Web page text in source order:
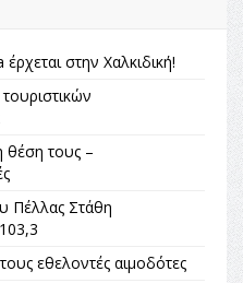
στην Χαλκιδική!
θέση τους –
Πέλλας Στάθη
εθελοντές αιμοδότες